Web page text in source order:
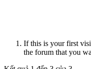
If this is your first
the forum that you